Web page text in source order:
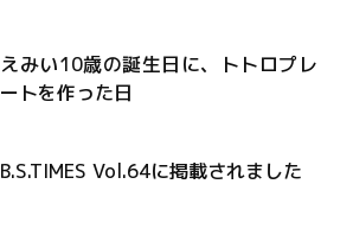
えみい10歳の誕生日に、トトロプレ
ートを作った日
B.S.TIMES Vol.64に掲載されました